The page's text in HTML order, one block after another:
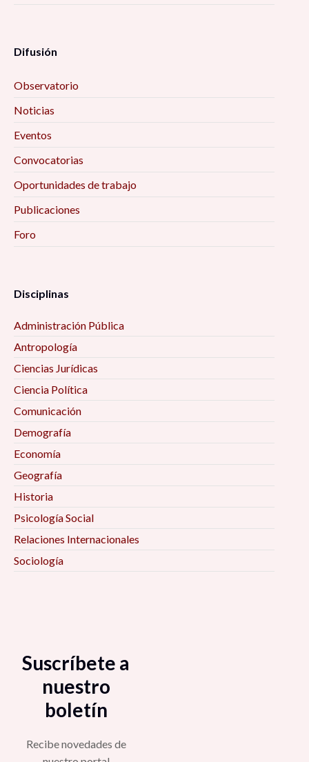
Difusión
Observatorio
Noticias
Eventos
Convocatorias
Oportunidades de trabajo
Publicaciones
Foro
Disciplinas
Administración Pública
Antropología
Ciencias Jurídicas
Ciencia Política
Comunicación
Demografía
Economía
Geografía
Historia
Psicología Social
Relaciones Internacionales
Sociología
Suscríbete a
nuestro
boletín
Recibe novedades de